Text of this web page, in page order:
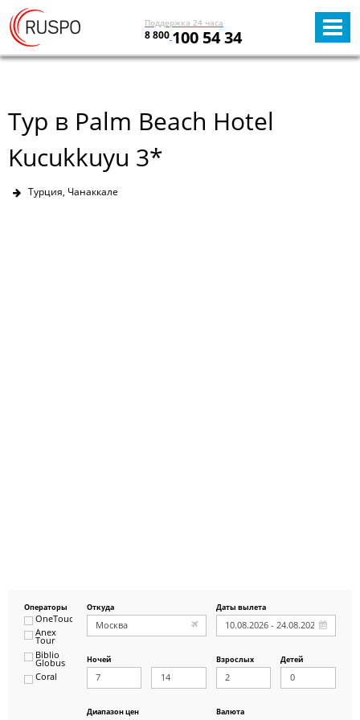
Поддержка 24 часа
8 800 100 54 34
Тур в Palm Beach Hotel
Kucukkuyu 3*
Турция, Чанаккале
Операторы
OneTouch&Travel
Anex
Tour
Biblio
Globus
Coral
Откуда Даты вылета
Ночей Взрослых Детей
Диапазон цен
Валюта